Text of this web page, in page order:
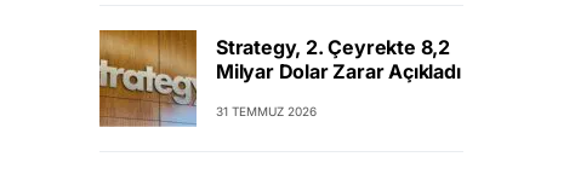
Strategy, 2. Çeyrekte 8,2
Milyar Dolar Zarar Açıkladı
31 TEMMUZ 2026